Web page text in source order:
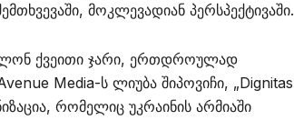
მოკლევადიან პერსპექტივაში.
ქვეითი ჯარი, ერთდროულად
Media-ს ლიუბა შიპოვიჩი, „Dignitas
რომელიც უკრაინის არმიაში